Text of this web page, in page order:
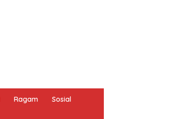
Ragam Sosial